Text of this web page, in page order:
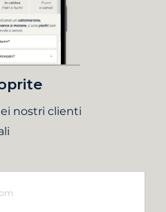
nostri clienti